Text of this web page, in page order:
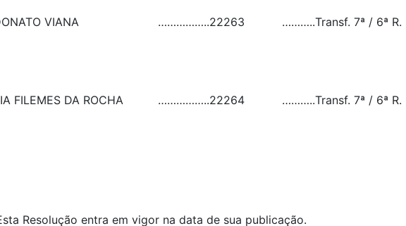
VIANA ……………..22263 ………..Transf. 7ª / 6ª R.
FILEMES DA ROCHA ……………..22264 ………..Transf. 7ª / 6ª R.
Resolução entra em vigor na data de sua publicação.